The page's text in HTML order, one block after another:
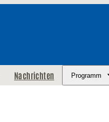
Nachrichten Programm